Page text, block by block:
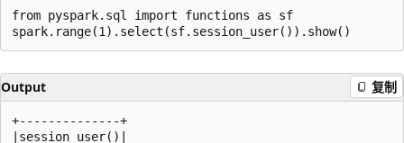
from pyspark.sql import functions as sf
Output 复制
+--------------+
|session_user()|